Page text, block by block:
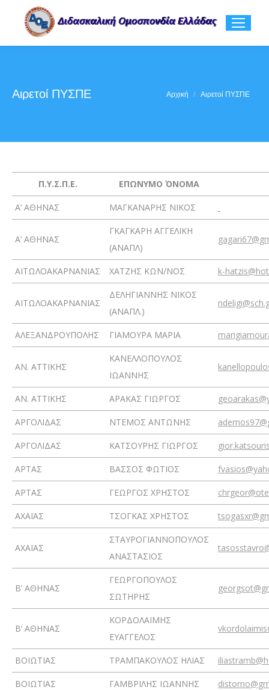
Αιρετοί ΠΥΣΠΕ You are here:
Αρχική Αιρετοί ΠΥΣΠΕ
Π.Υ.Σ.Π.Ε. ΕΠΩΝΥΜΟ ΌΝΟΜΑ
Α’ ΑΘΗΝΑΣ ΜΑΓΚΑΝΑΡΗΣ ΝΙΚΟΣ
Α’ ΑΘΗΝΑΣ
ΓΚΑΓΚΑΡΗ ΑΓΓΕΛΙΚΗ
(ΑΝΑΠΛ)
ΑΙΤΩΛΟΑΚΑΡΝΑΝΙΑΣ ΧΑΤΖΗΣ ΚΩΝ/ΝΟΣ k-
ΑΙΤΩΛΟΑΚΑΡΝΑΝΙΑΣ
ΔΕΛΗΓΙΑΝΝΗΣ ΝΙΚΟΣ
(ΑΝΑΠΛ.)
ΑΛΕΞΑΝΔΡΟΥΠΟΛΗΣ ΓΙΑΜΟΥΡΑ ΜΑΡΙΑ
ΑΝ. ΑΤΤΙΚΗΣ
ΚΑΝΕΛΛΟΠΟΥΛΟΣ
ΙΩΑΝΝΗΣ
ΑΝ. ΑΤΤΙΚΗΣ ΑΡΑΚΑΣ ΓΙΩΡΓΟΣ
ΑΡΓΟΛΙΔΑΣ ΝΤΕΜΟΣ ΑΝΤΩΝΗΣ
ΑΡΓΟΛΙΔΑΣ ΚΑΤΣΟΥΡΗΣ ΓΙΩΡΓΟΣ
ΑΡΤΑΣ ΒΑΣΣΟΣ ΦΩΤΙΟΣ
ΑΡΤΑΣ ΓΕΩΡΓΟΣ ΧΡΗΣΤΟΣ
ΑΧΑΪΑΣ ΤΣΟΓΚΑΣ ΧΡΗΣΤΟΣ
ΑΧΑΪΑΣ
ΣΤΑΥΡΟΓΙΑΝΝΟΠΟΥΛΟΣ
ΑΝΑΣΤΑΣΙΟΣ
Β’ ΑΘΗΝΑΣ
ΓΕΩΡΓΟΠΟΥΛΟΣ
ΣΩΤΗΡΗΣ
Β’ ΑΘΗΝΑΣ
ΚΟΡΔΟΛΑΙΜΗΣ
ΕΥΑΓΓΕΛΟΣ
ΒΟΙΩΤΙΑΣ ΤΡΑΜΠΑΚΟΥΛΟΣ ΗΛΙΑΣ
ΒΟΙΩΤΙΑΣ ΓΑΜΒΡΙΛΗΣ ΙΩΑΝΝΗΣ